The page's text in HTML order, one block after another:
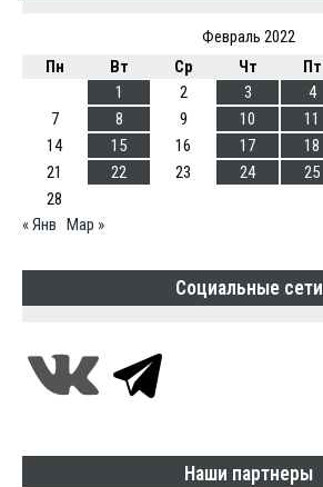
Февраль 2022
Пн
Вт Ср Чт Пт
1
2 3 4
7
8 9 10 11
14
15 16 17 18
21
22 23 24 25
28
« Янв
Мар »
Социальные сети
Наши партнеры